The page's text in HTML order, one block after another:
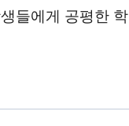
들에게 공평한